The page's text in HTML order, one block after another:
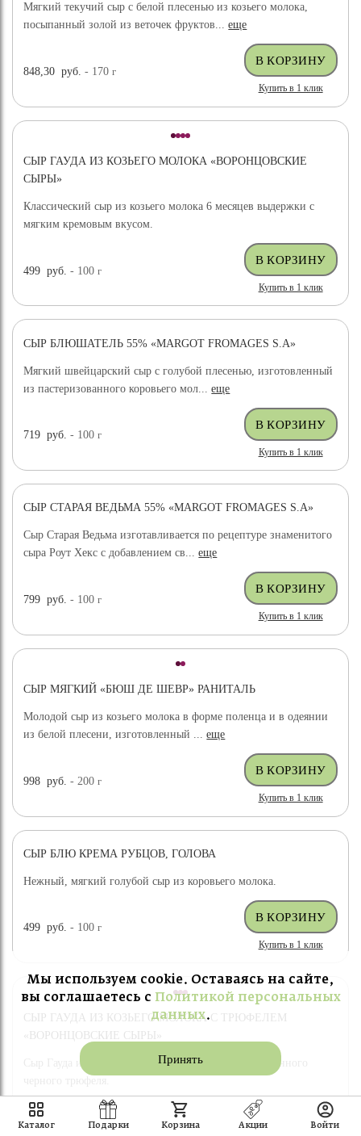
Мягкий текучий сыр с белой плесенью из козьего молока,
посыпанный золой из веточек фруктов...еще
848,30 руб. - 170г
Купить в 1 клик
СЫР ГАУДА ИЗ КОЗЬЕГО МОЛОКА «ВОРОНЦОВСКИЕ
СЫРЫ»
Классический сыр из козьего молока 6 месяцев выдержки с
мягким кремовым вкусом.
499 руб. - 100г
Купить в 1 клик
СЫР БЛЮШАТЕЛЬ 55% «MARGOT FROMAGES S.A»
Мягкий швейцарский сыр с голубой плесенью, изготовленный
из пастеризованного коровьего мол...еще
719 руб. - 100г
Купить в 1 клик
СЫР СТАРАЯ ВЕДЬМА 55% «MARGOT FROMAGES S.A»
Сыр Старая Ведьма изготавливается по рецептуре знаменитого
сыра Роут Хекс с добавлением св...еще
799 руб. - 100г
Купить в 1 клик
СЫР МЯГКИЙ «БЮШ ДЕ ШЕВР» РАНИТАЛЬ
Молодой сыр из козьего молока в форме поленца и в одеянии
из белой плесени, изготовленный ...еще
998 руб. - 200г
Купить в 1 клик
СЫР БЛЮ КРЕМА РУБЦОВ, ГОЛОВА
Нежный, мягкий голубой сыр из коровьего молока.
499 руб. - 100г
Купить в 1 клик
СЫР ГАУДА ИЗ КОЗЬЕГО МОЛОКА С ТРЮФЕЛЕМ
«ВОРОНЦОВСКИЕ СЫРЫ»
Сыр Гауда из козьего молока с добавлением драгоценного
559 руб. - 100г
Мы используем cookie. Оставаясь на сайте,
вы соглашаетесь с Политикой персональных
данных.
Принять
Каталог Подарки Корзина Акции Войти